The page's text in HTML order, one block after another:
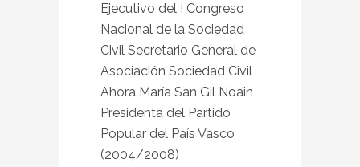
Ejecutivo del I Congreso
Nacional de la Sociedad
Civil Secretario General de
Asociación Sociedad Civil
Ahora María San Gil Noain
Presidenta del Partido
Popular del País Vasco
(2004/2008)